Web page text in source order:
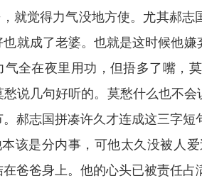
就觉得力气没地方使。尤其郝
也就成了老婆。也就是这时候他
气全在夜里用功，但捂多了嘴，
说几句好听的。莫愁什么也不
郝志国拼凑许久才连成这三字
该是分内事，可他太久没被人
爸爸身上。他的心头已被责任